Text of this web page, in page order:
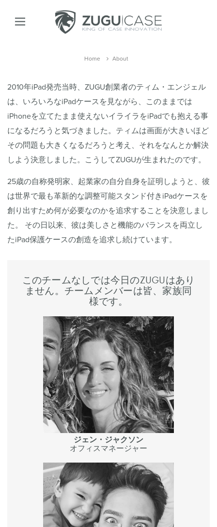
Home About
2010年iPad発売当時、ZUGU創業者のティム・エンジェル
は、いろいろなiPadケースを見ながら、このままでは
iPhoneを立てたまま使えないイライラをiPadでも抱える事
になるだろうと気づきました。ティムは画面が大きいほど
その問題も大きくなるだろうと考え、それをなんとか解決
しよう決意しました。こうしてZUGUが生まれたのです。
25歳の自称発明家、起業家の自分自身を証明しようと、彼
は世界で最も革新的な調整可能スタンド付きiPadケースを
創り出すため何が必要なのかを追求することを決意しまし
た。 その日以来、彼は美しさと機能のバランスを両立し
たiPad保護ケースの創造を追求し続けています。
このチームなしでは今日のZUGUはあり
ません。チームメンバーは皆、家族同
様です。
ジェン・ジャクソン
オフィスマネージャー